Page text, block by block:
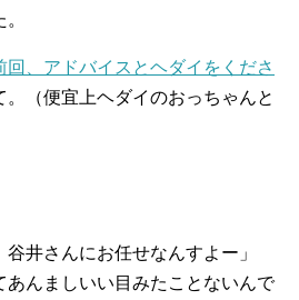
回、アドバイスとヘダイをくださ
（便宜上ヘダイのおっちゃんと
谷井さんにお任せなんすよー」
あんましいい目みたことないんで